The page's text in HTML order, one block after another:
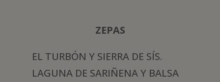
ZEPAS
EL TURBÓN Y SIERRA DE SÍS.
LAGUNA DE SARIÑENA Y BALSA